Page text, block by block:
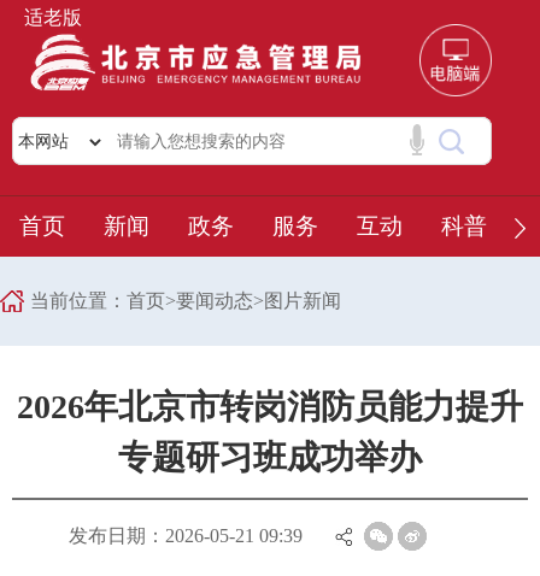
适老版
首页 新闻 政务 服务 互动 科普
当前位置： 首页>要闻动态>图片新闻
2026年北京市转岗消防员能力提升
专题研习班成功举办
发布日期：2026-05-21 09:39